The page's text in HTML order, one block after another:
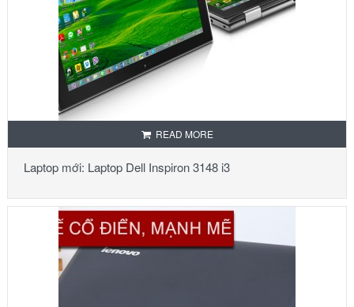
READ MORE
Laptop mới: Laptop Dell Inspiron 3148 i3